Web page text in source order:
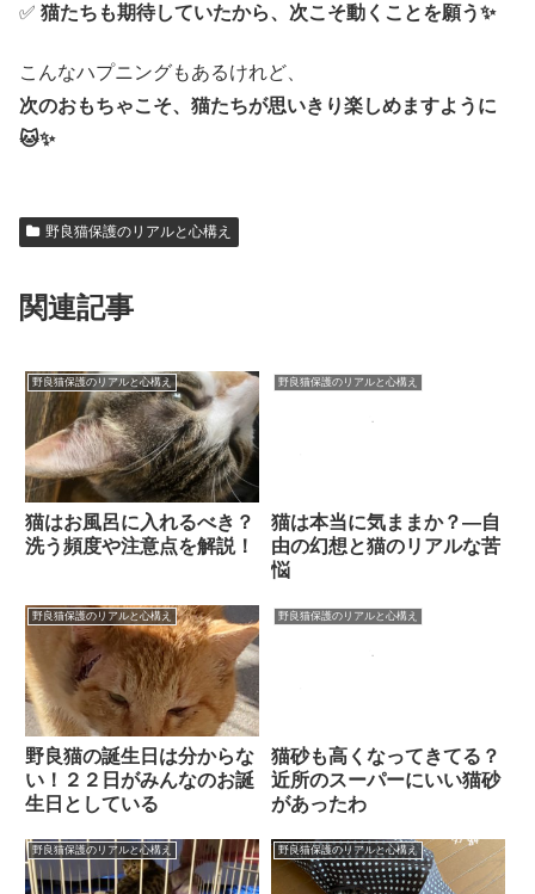
✅ 猫たちも期待していたから、次こそ動くことを願う✨
こんなハプニングもあるけれど、
次のおもちゃこそ、猫たちが思いきり楽しめますように
🐱✨
野良猫保護のリアルと心構え
関連記事
野良猫保護のリアルと心構え
猫はお風呂に入れるべき？
洗う頻度や注意点を解説！
野良猫保護のリアルと心構え
猫は本当に気ままか？―自
由の幻想と猫のリアルな苦
悩
野良猫保護のリアルと心構え
野良猫の誕生日は分からな
い！２２日がみんなのお誕
生日としている
野良猫保護のリアルと心構え
猫砂も高くなってきてる？
近所のスーパーにいい猫砂
があったわ
野良猫保護のリアルと心構え 野良猫保護のリアルと心構え